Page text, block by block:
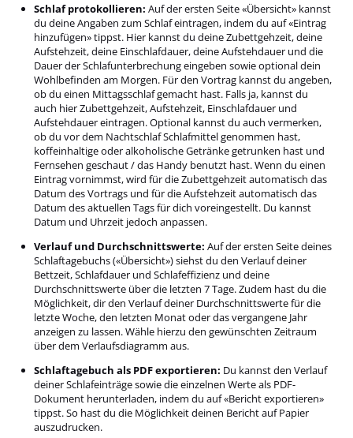
Schlaf protokollieren: Auf der ersten Seite «Übersicht» kannst
du deine Angaben zum Schlaf eintragen, indem du auf «Eintrag
hinzufügen» tippst. Hier kannst du deine Zubettgehzeit, deine
Aufstehzeit, deine Einschlafdauer, deine Aufstehdauer und die
Dauer der Schlafunterbrechung eingeben sowie optional dein
Wohlbefinden am Morgen. Für den Vortrag kannst du angeben,
ob du einen Mittagsschlaf gemacht hast. Falls ja, kannst du
auch hier Zubettgehzeit, Aufstehzeit, Einschlafdauer und
Aufstehdauer eintragen. Optional kannst du auch vermerken,
ob du vor dem Nachtschlaf Schlafmittel genommen hast,
koffeinhaltige oder alkoholische Getränke getrunken hast und
Fernsehen geschaut / das Handy benutzt hast. Wenn du einen
Eintrag vornimmst, wird für die Zubettgehzeit automatisch das
Datum des Vortrags und für die Aufstehzeit automatisch das
Datum des aktuellen Tags für dich voreingestellt. Du kannst
Datum und Uhrzeit jedoch anpassen.
Verlauf und Durchschnittswerte: Auf der ersten Seite deines
Schlaftagebuchs («Übersicht») siehst du den Verlauf deiner
Bettzeit, Schlafdauer und Schlafeffizienz und deine
Durchschnittswerte über die letzten 7 Tage. Zudem hast du die
Möglichkeit, dir den Verlauf deiner Durchschnittswerte für die
letzte Woche, den letzten Monat oder das vergangene Jahr
anzeigen zu lassen. Wähle hierzu den gewünschten Zeitraum
über dem Verlaufsdiagramm aus.
Schlaftagebuch als PDF exportieren: Du kannst den Verlauf
deiner Schlafeinträge sowie die einzelnen Werte als PDF-
Dokument herunterladen, indem du auf «Bericht exportieren»
tippst. So hast du die Möglichkeit deinen Bericht auf Papier
auszudrucken.